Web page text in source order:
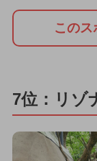
この
7位：リゾ